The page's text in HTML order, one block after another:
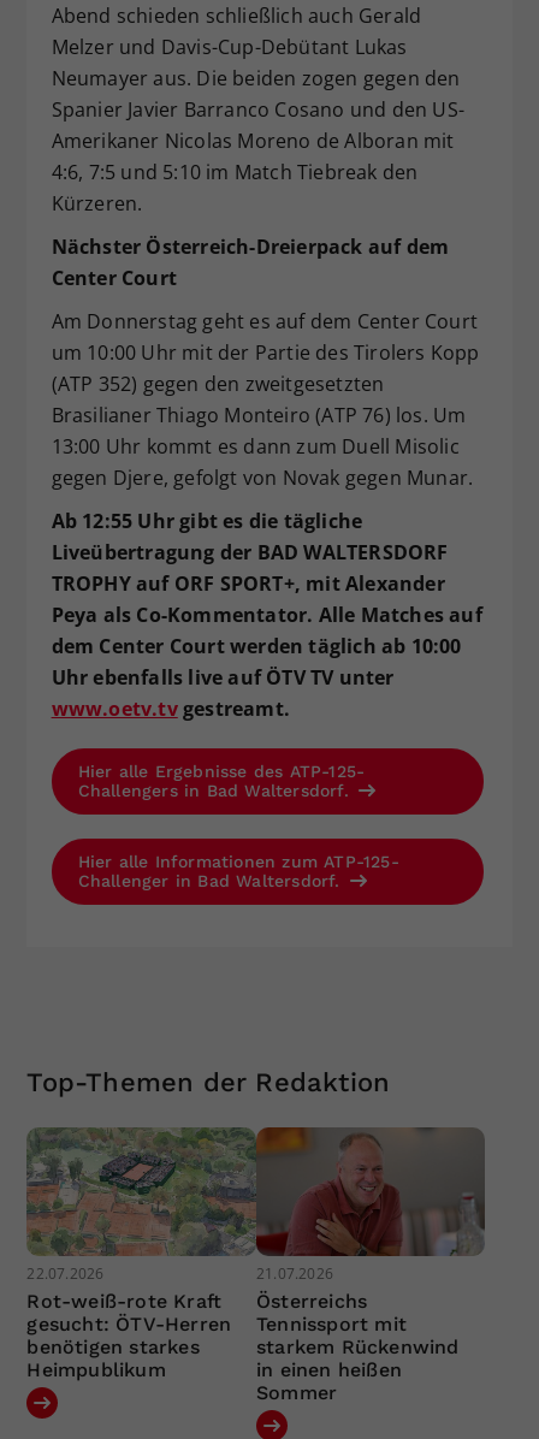
Abend schieden schließlich auch Gerald
Melzer und Davis-Cup-Debütant Lukas
Neumayer aus. Die beiden zogen gegen den
Spanier Javier Barranco Cosano und den US-
Amerikaner Nicolas Moreno de Alboran mit
4:6, 7:5 und 5:10 im Match Tiebreak den
Kürzeren.
Nächster Österreich-Dreierpack auf dem
Center Court
Am Donnerstag geht es auf dem Center Court
um 10:00 Uhr mit der Partie des Tirolers Kopp
(ATP 352) gegen den zweitgesetzten
Brasilianer Thiago Monteiro (ATP 76) los. Um
13:00 Uhr kommt es dann zum Duell Misolic
gegen Djere, gefolgt von Novak gegen Munar.
Ab 12:55 Uhr gibt es die tägliche
Liveübertragung der BAD WALTERSDORF
TROPHY auf ORF SPORT+, mit Alexander
Peya als Co-Kommentator. Alle Matches auf
dem Center Court werden täglich ab 10:00
Uhr ebenfalls live auf ÖTV TV unter
www.oetv.tvgestreamt.
Hier alle Ergebnisse des ATP-125-
Challengers in Bad Waltersdorf.
Hier alle Informationen zum ATP-125-
Challenger in Bad Waltersdorf.
Top-Themen der Redaktion
22.07.2026
Rot-weiß-rote Kraft
gesucht: ÖTV-Herren
benötigen starkes
Heimpublikum
21.07.2026
Österreichs
Tennissport mit
starkem Rückenwind
in einen heißen
Sommer